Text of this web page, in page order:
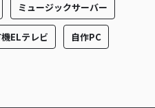
ミュージックサーバー
ELテレビ 自作PC